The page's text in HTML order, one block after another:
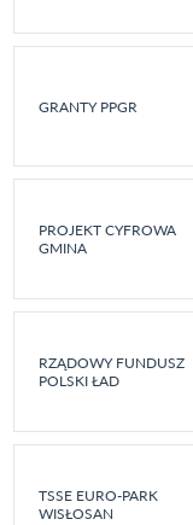
GRANTY PPGR
PROJEKT CYFROWA
GMINA
RZĄDOWY FUNDUSZ
POLSKI ŁAD
TSSE EURO-PARK
WISŁOSAN